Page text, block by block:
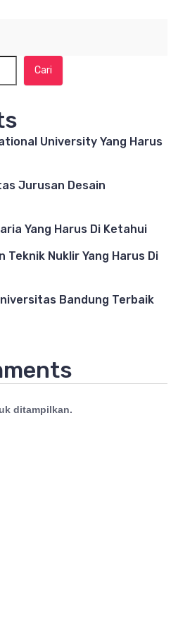
Cari
University Yang Harus
Jurusan Desain
Yang Harus Di Ketahui
Nuklir Yang Harus Di
Bandung Terbaik
ditampilkan.